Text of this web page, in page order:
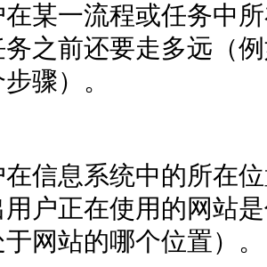
某一流程或任务中
务之前还要走多远（
骤）。
信息系统中的所在
户正在使用的网站
网站的哪个位置）。